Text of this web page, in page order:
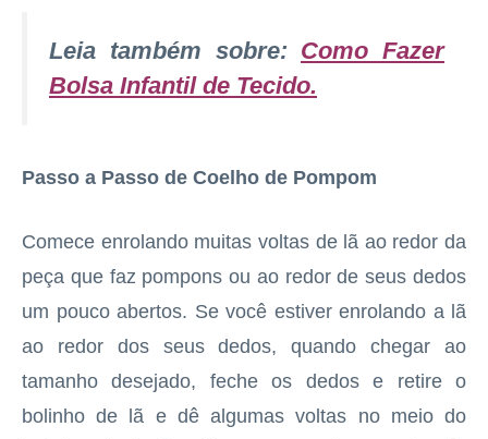
Leia também sobre: Como Fazer
Bolsa Infantil de Tecido.
Passo a Passo de Coelho de Pompom
Comece enrolando muitas voltas de lã ao redor da
peça que faz pompons ou ao redor de seus dedos
um pouco abertos. Se você estiver enrolando a lã
ao redor dos seus dedos, quando chegar ao
tamanho desejado, feche os dedos e retire o
bolinho de lã e dê algumas voltas no meio do